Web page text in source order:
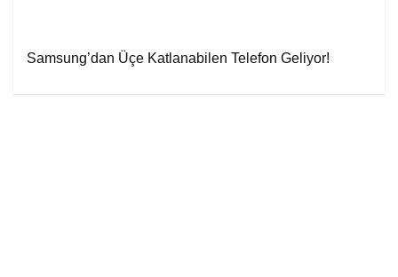
Samsung’dan Üçe Katlanabilen Telefon Geliyor!